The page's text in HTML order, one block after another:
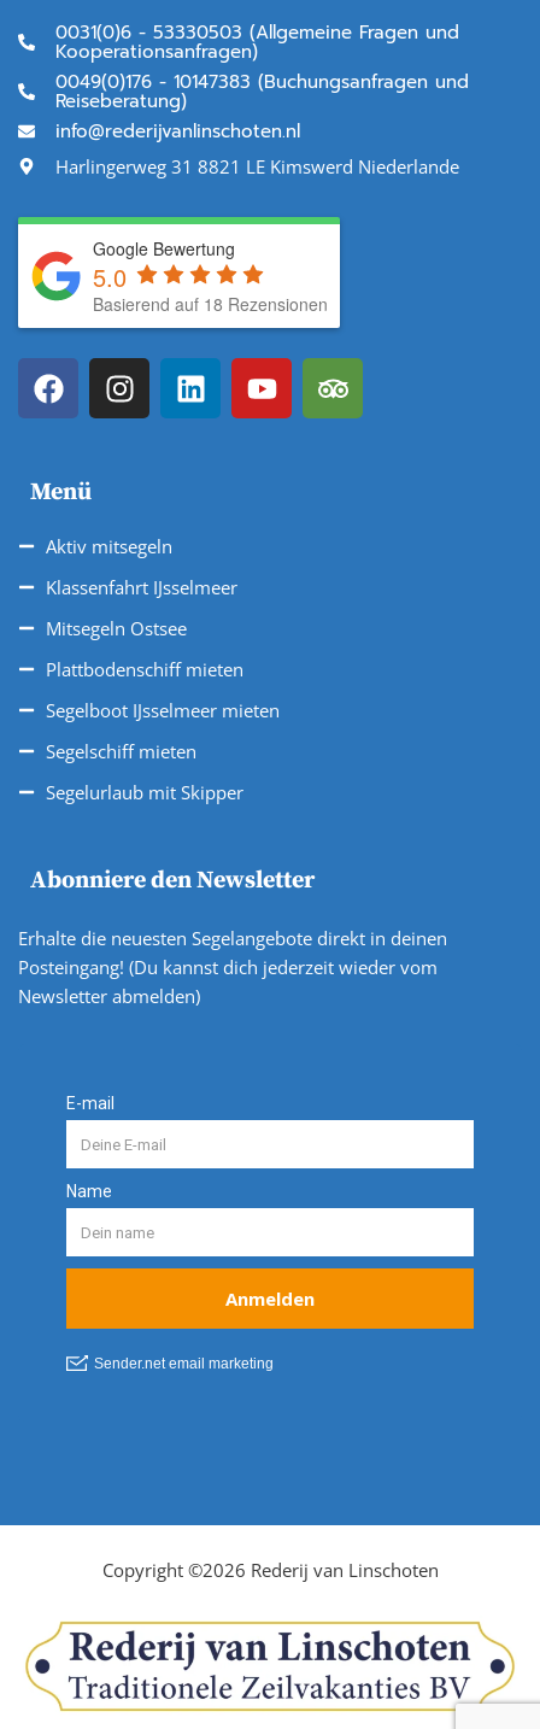
0031(0)6 - 53330503 (Allgemeine Fragen und
Kooperationsanfragen)
0049(0)176 - 10147383 (Buchungsanfragen und
Reiseberatung)
info@rederijvanlinschoten.nl
Harlingerweg 31 8821 LE Kimswerd Niederlande
Google Bewertung
5.0
Basierend auf 18 Rezensionen
Menü
Aktiv mitsegeln
Klassenfahrt IJsselmeer
Mitsegeln Ostsee
Plattbodenschiff mieten
Segelboot IJsselmeer mieten
Segelschiff mieten
Segelurlaub mit Skipper
Abonniere den Newsletter
Erhalte die neuesten Segelangebote direkt in deinen
Posteingang! (Du kannst dich jederzeit wieder vom
Newsletter abmelden)
Copyright ©2026 Rederij van Linschoten